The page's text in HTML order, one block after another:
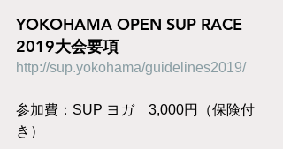
YOKOHAMA OPEN SUP RACE
2019大会要項
http://sup.yokohama/guidelines2019/
参加費：SUP ヨガ　3,000円（保険付
き）